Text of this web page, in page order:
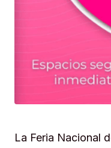
La Feria Nacional